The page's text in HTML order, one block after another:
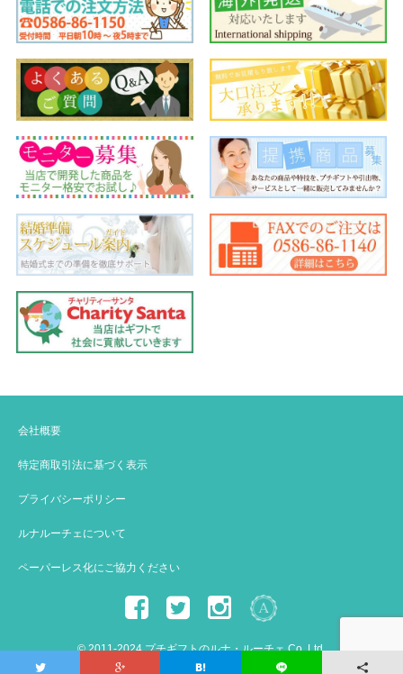
会社概要
特定商取引法に基づく表示
プライバシーポリシー
ルナルーチェについて
ペーパーレス化にご協力ください
© 2011-2024 プチギフトのルナ・ルーチェ Co.,Ltd.